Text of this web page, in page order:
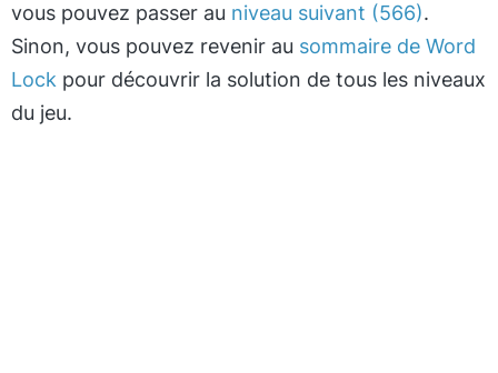
vous pouvez passer au niveau suivant (566).
Sinon, vous pouvez revenir au sommaire de Word
Lock pour découvrir la solution de tous les niveaux
du jeu.